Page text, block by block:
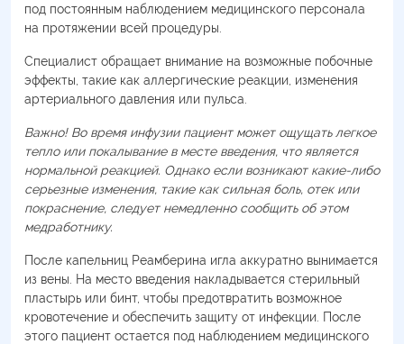
под постоянным наблюдением медицинского персонала
на протяжении всей процедуры.
Специалист обращает внимание на возможные побочные
эффекты, такие как аллергические реакции, изменения
артериального давления или пульса.
Важно! Во время инфузии пациент может ощущать легкое
тепло или покалывание в месте введения, что является
нормальной реакцией. Однако если возникают какие-либо
серьезные изменения, такие как сильная боль, отек или
покраснение, следует немедленно сообщить об этом
медработнику.
После капельниц Реамберина игла аккуратно вынимается
из вены. На место введения накладывается стерильный
пластырь или бинт, чтобы предотвратить возможное
кровотечение и обеспечить защиту от инфекции. После
этого пациент остается под наблюдением медицинского